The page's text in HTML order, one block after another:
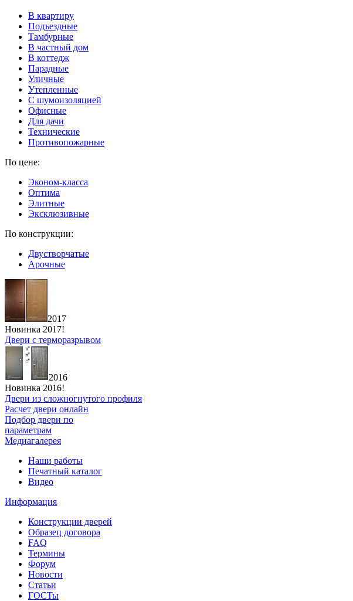
В квартиру
Подъездные
Тамбурные
В частный дом
В коттедж
Парадные
Уличные
Утепленные
C шумоизоляцией
Офисные
Для дачи
Технические
Противопожарные
По цене:
Эконом-класса
Оптима
Элитные
Эксклюзивные
По конструкции:
Двустворчатые
Арочные
2017
Новинка 2017!
Двери с терморазрывом
2016
Новинка 2016!
Двери из сложногнутого профиля
Расчет двери онлайн
Подбор двери по
параметрам
Медиагалерея
Наши работы
Печатный каталог
Видео
Информация
Конструкции дверей
Образец договора
FAQ
Термины
Форум
Новости
Статьи
ГОСТы